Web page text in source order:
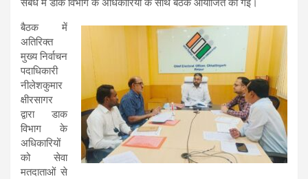
संबंध में डाक विभाग के अधिकारियों के साथ बैठक आयोजित की गई।
बैठक में
अतिरिक्त
मुख्य निर्वाचन
पदाधिकारी
नीलेशकुमार
क्षीरसागर
द्वारा डाक
विभाग के
अधिकारियों
को सेवा
मतदाताओं से